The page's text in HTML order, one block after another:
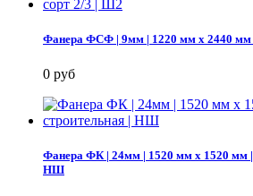
Фанера ФСФ | 9мм | 1220 мм х 2440 мм
0 руб
Фанера ФК | 24мм | 1520 мм х 1520 мм |
НШ